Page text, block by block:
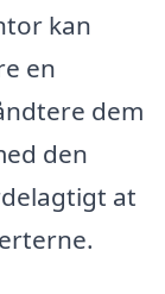
kan
en
dem
den
at